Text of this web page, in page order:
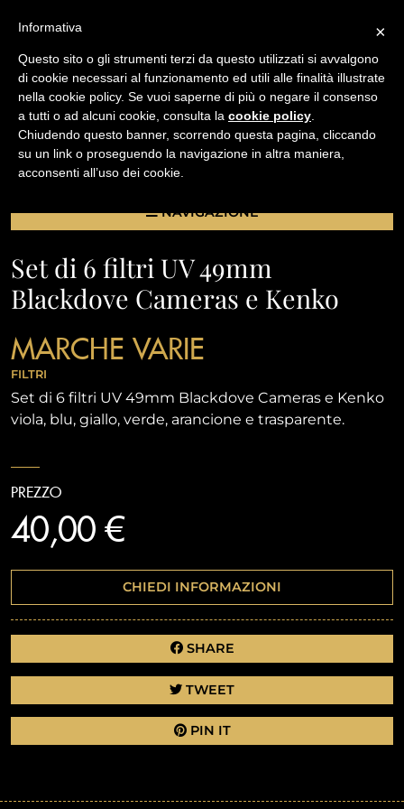
/
USATO
SET DI 6 FILTRI UV 49MM BLACKDOVE CAMERAS E
KENKO
NAVIGAZIONE
Set di 6 filtri UV 49mm
Blackdove Cameras e Kenko
MARCHE VARIE
FILTRI
Set di 6 filtri UV 49mm Blackdove Cameras e Kenko
viola, blu, giallo, verde, arancione e trasparente.
PREZZO
40,00 €
CHIEDI INFORMAZIONI
SHARE
TWEET
PIN IT
×
Informativa
Questo sito o gli strumenti terzi da questo utilizzati si avvalgono
di cookie necessari al funzionamento ed utili alle finalità illustrate
nella cookie policy. Se vuoi saperne di più o negare il consenso
a tutti o ad alcuni cookie, consulta la cookie policy
Chiudendo questo banner, scorrendo questa pagina, cliccando
su un link o proseguendo la navigazione in altra maniera,
acconsenti all’uso dei cookie.